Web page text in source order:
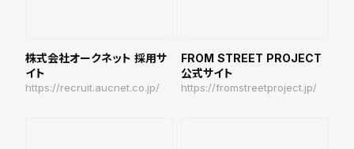
株式会社オークネット 採用サ
イト
https://recruit.aucnet.co.jp/
FROM STREET PROJECT
公式サイト
https://fromstreetproject.jp/